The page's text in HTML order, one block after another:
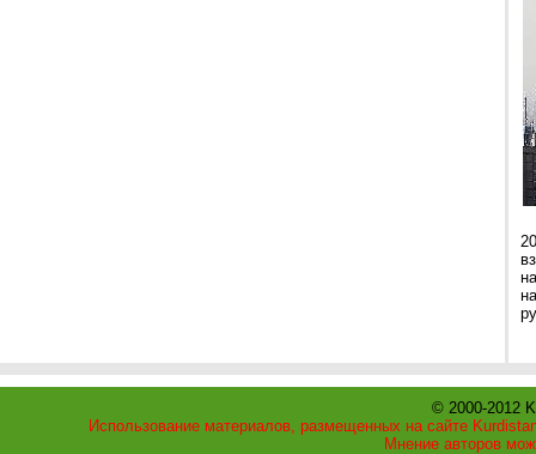
© 2000-2012
Использование материалов, размещенных на сайте
Мнение авторов